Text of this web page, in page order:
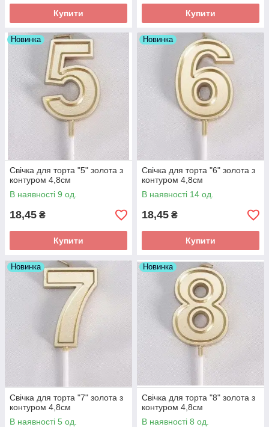
Купити Купити
Новинка
Свічка для торта "5" золота з
контуром 4,8см
В наявності 9 од.
18,45 ₴
Купити
Новинка
Свічка для торта "6" золота з
контуром 4,8см
В наявності 14 од.
18,45 ₴
Купити
Новинка
Свічка для торта "7" золота з
контуром 4,8см
В наявності 5 од.
Новинка
Свічка для торта "8" золота з
контуром 4,8см
В наявності 8 од.